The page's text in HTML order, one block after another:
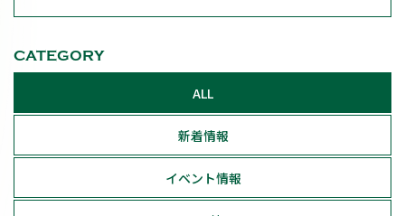
CATEGORY
ALL
新着情報
イベント情報